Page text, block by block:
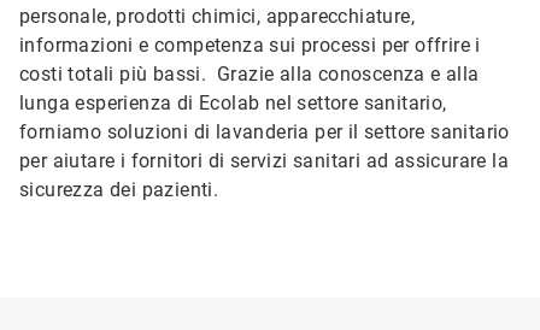
personale, prodotti chimici, apparecchiature,
informazioni e competenza sui processi per offrire i
costi totali più bassi. Grazie alla conoscenza e alla
lunga esperienza di Ecolab nel settore sanitario,
forniamo soluzioni di lavanderia per il settore sanitario
per aiutare i fornitori di servizi sanitari ad assicurare la
sicurezza dei pazienti.